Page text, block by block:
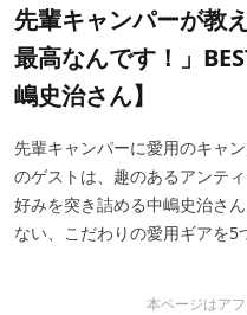
先輩キャンパーが教
最高なんです！」
嶋史治さん】
先輩キャンパーに愛用のキャ
のゲストは、趣のあるアンテ
好みを突き詰める中嶋史治さ
ない、こだわりの愛用ギアを5
本ページはア